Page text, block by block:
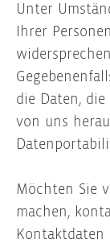
Unter
Ihrer
die Daten, die
von uns
Möchten Sie
machen,
Kontaktdaten